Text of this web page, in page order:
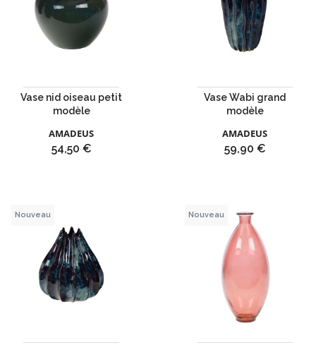
Vase nid oiseau petit
modèle
AMADEUS
Prix
54,50 €
Vase Wabi grand
modèle
AMADEUS
Prix
59,90 €
Nouveau Nouveau